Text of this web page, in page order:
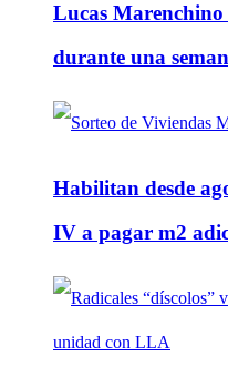
Lucas Marenchino
durante una
Habilitan desde
IV a pagar m2